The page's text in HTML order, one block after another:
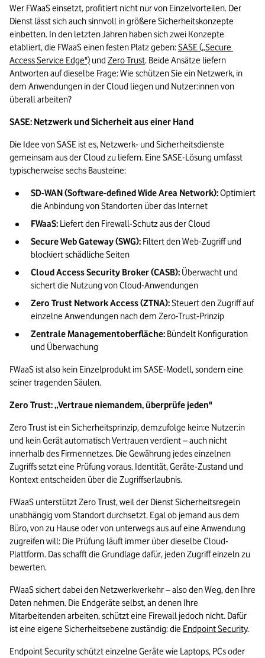
Wer FWaaS einsetzt, profitiert nicht nur von Einzelvorteilen. Der
Dienst lässt sich auch sinnvoll in größere Sicherheitskonzepte
einbetten. In den letzten Jahren haben sich zwei Konzepte
etabliert, die FWaaS einen festen Platz geben: SASE („Secure
Access Service Edge") und Zero Trust. Beide Ansätze liefern
Antworten auf dieselbe Frage: Wie schützen Sie ein Netzwerk, in
dem Anwendungen in der Cloud liegen und Nutzer:innen von
überall arbeiten?
SASE: Netzwerk und Sicherheit aus einer Hand
Die Idee von SASE ist es, Netzwerk- und Sicherheitsdienste
gemeinsam aus der Cloud zu liefern. Eine SASE-Lösung umfasst
typischerweise sechs Bausteine:
SD-WAN (Software-defined Wide Area Network): Optimiert
die Anbindung von Standorten über das Internet
FWaaS: Liefert den Firewall-Schutz aus der Cloud
Secure Web Gateway (SWG): Filtert den Web-Zugriff und
blockiert schädliche Seiten
Cloud Access Security Broker (CASB): Überwacht und
sichert die Nutzung von Cloud-Anwendungen
Zero Trust Network Access (ZTNA): Steuert den Zugriff auf
einzelne Anwendungen nach dem Zero-Trust-Prinzip
Zentrale Managementoberfläche: Bündelt Konfiguration
und Überwachung
FWaaS ist also kein Einzelprodukt im SASE-Modell, sondern eine
seiner tragenden Säulen.
Zero Trust: „Vertraue niemandem, überprüfe jeden"
Zero Trust ist ein Sicherheitsprinzip, demzufolge kein:e Nutzer:in
und kein Gerät automatisch Vertrauen verdient – auch nicht
innerhalb des Firmennetzes. Die Gewährung jedes einzelnen
Zugriffs setzt eine Prüfung voraus. Identität, Geräte-Zustand und
Kontext entscheiden über die Zugriffserlaubnis.
FWaaS unterstützt Zero Trust, weil der Dienst Sicherheitsregeln
unabhängig vom Standort durchsetzt. Egal ob jemand aus dem
Büro, von zu Hause oder von unterwegs aus auf eine Anwendung
zugreifen will: Die Prüfung läuft immer über dieselbe Cloud-
Plattform. Das schafft die Grundlage dafür, jeden Zugriff einzeln zu
bewerten.
FWaaS sichert dabei den Netzwerkverkehr – also den Weg, den Ihre
Daten nehmen. Die Endgeräte selbst, an denen Ihre
Mitarbeitenden arbeiten, schützt eine Firewall jedoch nicht. Dafür
ist eine eigene Sicherheitsebene zuständig: die Endpoint Security.
Endpoint Security schützt einzelne Geräte wie Laptops, PCs oder